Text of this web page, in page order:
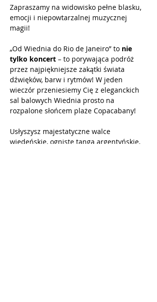
Zapraszamy na widowisko pełne blasku,
emocji i niepowtarzalnej muzycznej
magii!
„Od Wiednia do Rio de Janeiro” to nie
tylko koncert – to porywająca podróż
przez najpiękniejsze zakątki świata
dźwięków, barw i rytmów! W jeden
wieczór przeniesiemy Cię z eleganckich
sal balowych Wiednia prosto na
rozpalone słońcem plaże Copacabany!
Usłyszysz majestatyczne walce
wiedeńskie, ogniste tanga argentyńskie,